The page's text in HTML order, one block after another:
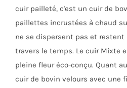
du
cuir pailleté, c'est un cuir de
paillettes incrustées à chaud
ne se dispersent pas et restent
travers le temps. Le cuir Mixte
pleine fleur éco-conçu. Quant
cuir de bovin velours avec une